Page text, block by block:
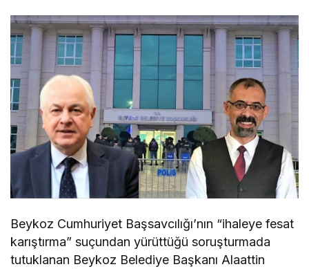
Beykoz Cumhuriyet Başsavcılığı’nın “ihaleye fesat
karıştırma” suçundan yürüttüğü soruşturmada
tutuklanan Beykoz Belediye Başkanı Alaattin